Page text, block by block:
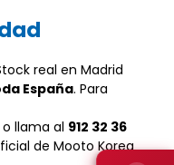
real en Madrid
España. Para
o llama al 912 32 36
de Mooto Korea